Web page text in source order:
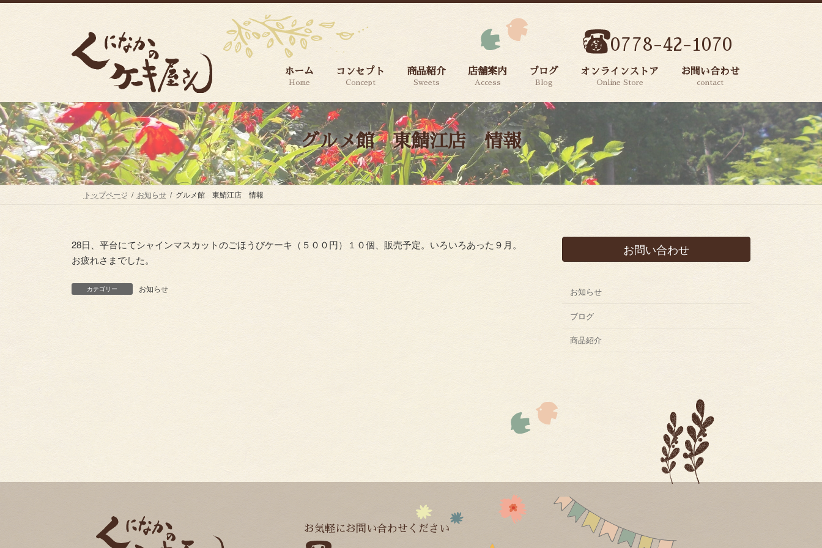
コ
キ
ッ
プ
ナ
に
移
動
0778-42-1070
ホーム
Home
コンセプト
Concept
商品紹介
Sweets
店舗案内
Access
ブログ
Blog
オンラインストア
Online Store
お問い合わせ
contact
グルメ館 東鯖江店 情報
トップページ お知らせ グルメ館 東鯖江店 情報
28日、平台にてシャインマスカットのごほうびケーキ（５００円）１０個、販売予定。いろいろあった９月。
お疲れさまでした。
カテゴリー お知らせ
お問い合わせ
お知らせ
ブログ
商品紹介
お気軽にお問い合わせください